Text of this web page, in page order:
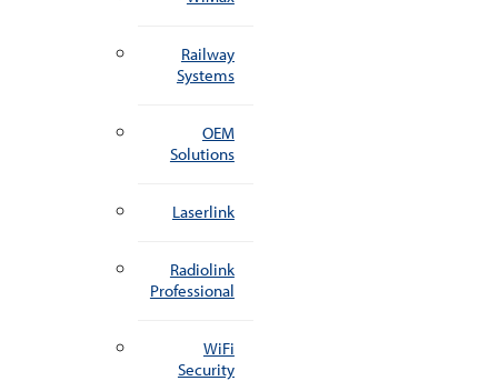
Railway
Systems
OEM
Solutions
Laserlink
Radiolink
Professional
WiFi
Security